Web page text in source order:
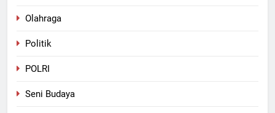
Olahraga
Politik
POLRI
Seni Budaya